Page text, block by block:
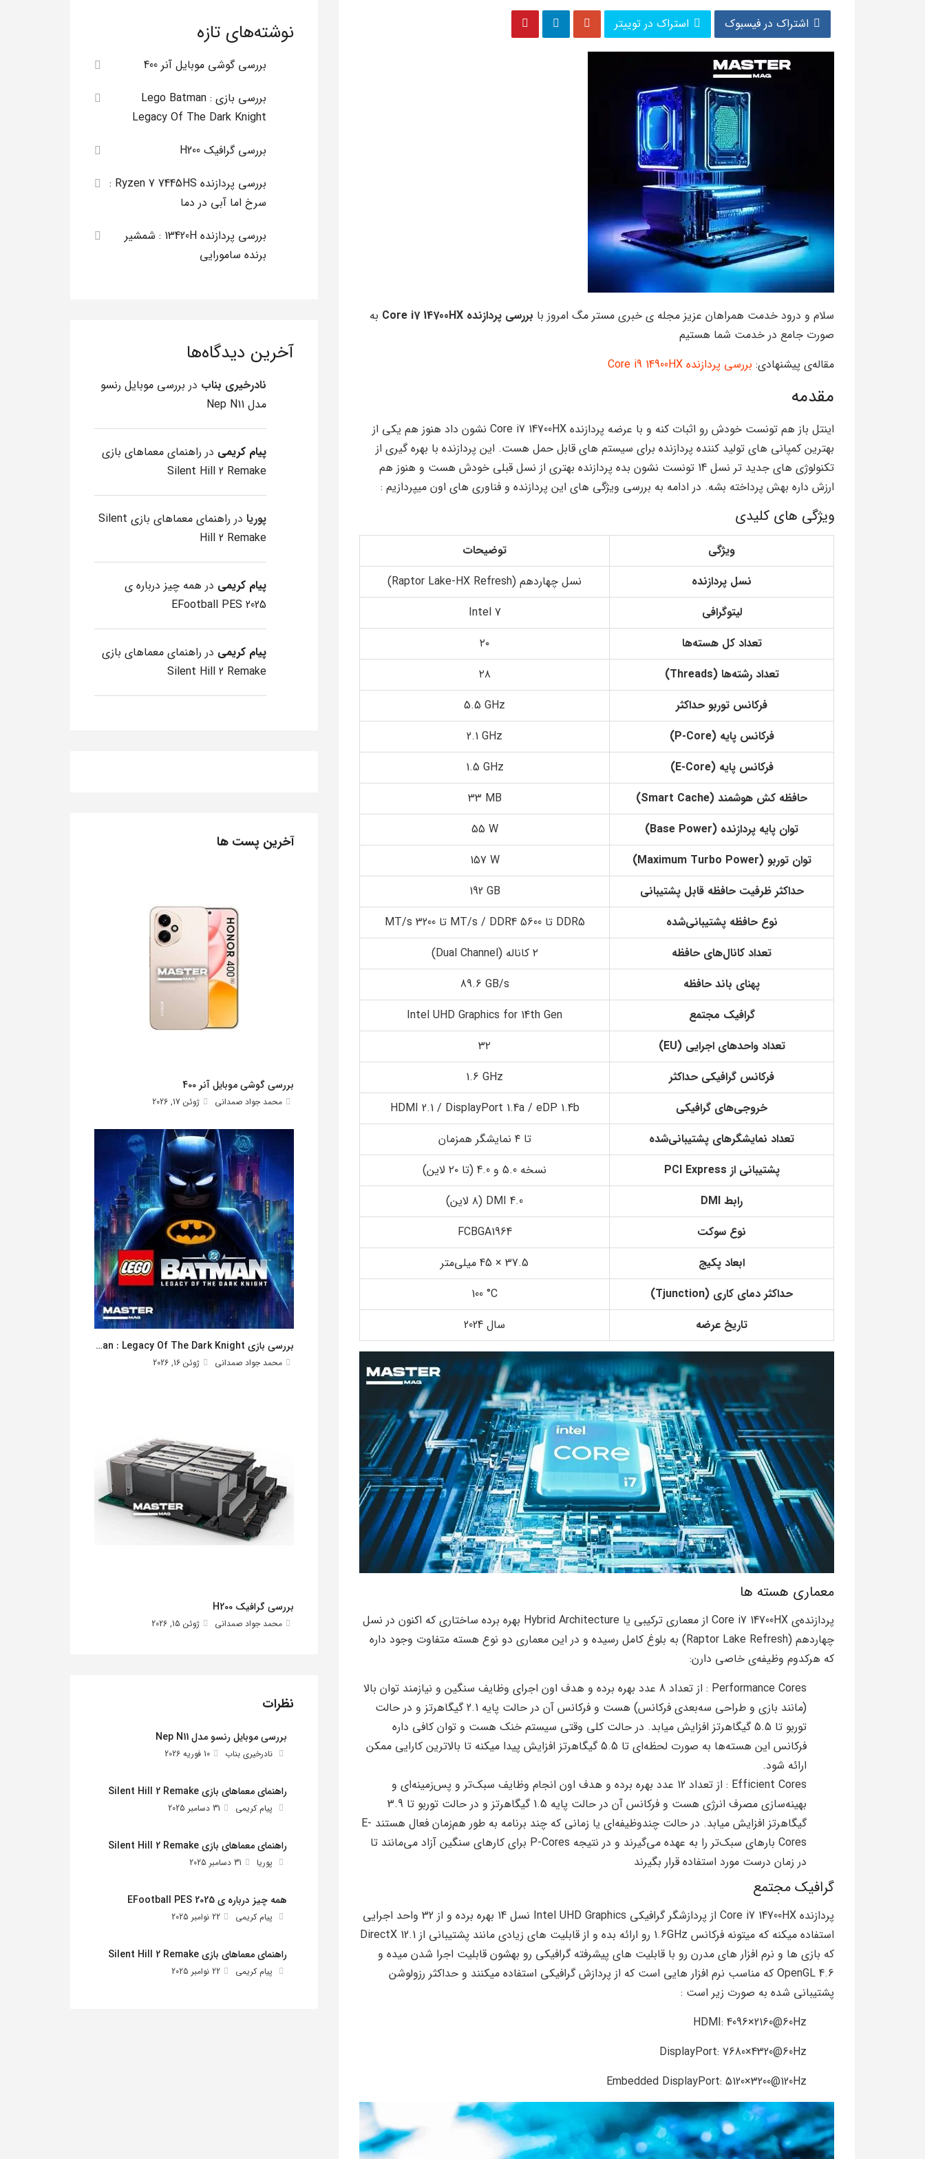
اشتراک در فیسبوک استراک در توییتر
سلام و درود خدمت همراهان عزیز مجله‌‌‌ ی خبری مستر مگ امروز با بررسی پردازنده Core i7 14700HX
به
صورت جامع در خدمت شما هستیم
مقاله‌‌ی پیشنهادی: بررسی پردازنده Core i9 14900HX
مقدمه
اینتل باز هم تونست خودش رو اثبات کنه و با عرضه پردازنده Core i7 14700HX نشون داد هنوز هم یکی از
بهترین کمپانی های تولید کننده پردازنده برای سیستم های قابل حمل هست. این پردازنده با بهره گیری از
تکنولوژی های جدید تر نسل 14 تونست نشون بده پردازنده بهتری از نسل قبلی خودش هست و هنوز هم
ارزش داره بهش پرداخته بشه. در ادامه به بررسی ویژگی های این پردازنده و فناوری های اون میپردازیم :
ویژگی های کلیدی
ویژگی
توضیحات
نسل پردازنده
نسل چهاردهم (Raptor Lake-HX Refresh)
لیتوگرافی
Intel 7
تعداد کل هسته‌ها
۲۰
تعداد رشته‌ها (Threads)
۲۸
فرکانس توربو حداکثر
‎5.5 GHz‎
فرکانس پایه (P-Core)
‎2.1 GHz‎
فرکانس پایه (E-Core)
‎1.5 GHz‎
حافظه کش هوشمند (Smart Cache)
‎33 MB‎
توان پایه پردازنده (Base Power)
‎55 W‎
توان توربو (Maximum Turbo Power)
‎157 W‎
حداکثر ظرفیت حافظه قابل پشتیبانی
‎192 GB‎
نوع حافظه پشتیبانی‌شده
DDR5 تا 5600 MT/s / DDR4 تا 3200 MT/s
تعداد کانال‌های حافظه
۲ کاناله (Dual Channel)
پهنای باند حافظه
‎89.6 GB/s‎
گرافیک مجتمع
Intel UHD Graphics for 14th Gen
تعداد واحدهای اجرایی (EU)
۳۲
فرکانس گرافیکی حداکثر
‎1.6 GHz‎
خروجی‌های گرافیکی
HDMI 2.1 / DisplayPort 1.4a / eDP 1.4b
تعداد نمایشگرهای پشتیبانی‌شده
تا ۴ نمایشگر همزمان
پشتیبانی از PCI Express
نسخه 5.0 و 4.0 (تا ۲۰ لاین)
رابط DMI
DMI 4.0 (۸ لاین)
نوع سوکت
FCBGA1964
ابعاد پکیج
‎45 × 37.5 میلی‌متر‎
حداکثر دمای کاری (Tjunction)
‎100 °C‎
تاریخ عرضه
سال 2024
معماری هسته ها
پردازنده‌ی Core i7 14700HX از معماری ترکیبی یا Hybrid Architecture بهره برده ساختاری که اکنون در نسل
چهاردهم (Raptor Lake Refresh) به بلوغ کامل رسیده و در این معماری دو نوع هسته متفاوت وجود داره
که هرکدوم وظیفه‌ی خاصی دارن:
Performance Cores : از تعداد 8 عدد بهره برده و هدف اون اجرای وظایف سنگین و نیازمند توان بالا
(مانند بازی و طراحی سه‌بعدی فرکانس) هست و فرکانس آن در حالت پایه 2.1 گیگاهرتز و در حالت
توربو تا 5.5 گیگاهرتز افزایش میابد. در حالت کلی وقتی سیستم خنک هست و توان کافی داره
فرکانس این هسته‌ها به صورت لحظه‌ای تا 5.5 گیگاهرتز افزایش پیدا میکنه تا بالاترین کارایی ممکن
ارائه شود.
Efficient Cores : از تعداد 12 عدد بهره برده و هدف اون انجام وظایف سبک‌تر و پس‌زمینه‌ای و
بهینه‌سازی مصرف انرژی هست و فرکانس آن در حالت پایه 1.5 گیگاهرتز و در حالت توربو تا 3.9
گیگاهرتز افزایش میابد. در حالت چندوظیفه‌ای یا زمانی که چند برنامه به طور هم‌زمان فعال هستند E-
Cores بارهای سبک‌تر را به عهده می‌گیرند و در نتیجه P-Cores برای کارهای سنگین آزاد می‌مانند تا
در زمان درست مورد استفاده قرار بگیرند
گرافیک مجتمع
پردازنده Core i7 14700HX از پردازشگر گرافیکی Intel UHD Graphics نسل 14 بهره برده و از 32 واحد اجرایی
استفاده میکنه که میتونه فرکانس 1.6GHz رو ارائه بده و از قابلیت های زیادی مانند پشتیبانی از DirectX 12.1
که بازی ها و نرم افزار های مدرن رو با قابلیت های پیشرفته گرافیکی رو بهشون قابلیت اجرا شدن میده و
OpenGL 4.6 که مناسب نرم افزار هایی است که از پردازش گرافیکی استفاده میکنند و حداکثر رزولوشن
پشتیبانی شده به صورت زیر است :
HDMI: ‎4096×2160@60Hz
DisplayPort: ‎7680×4320@60Hz
Embedded DisplayPort: ‎5120×3200@120Hz
نوشته‌های تازه
بررسی گوشی موبایل آنر 400
بررسی بازی Lego Batman :
Legacy Of The Dark Knight
بررسی گرافیک H200
بررسی پردازنده Ryzen 7 7445HS :
سرخ اما آبی در دما
بررسی پردازنده 13420H : شمشیر
برنده سامورایی
آخرین دیدگاه‌ها
نادرخیری بناب در بررسی موبایل رنسو
مدل Nep N11
پیام کریمی در راهنمای معماهای بازی
Silent Hill 2 Remake
پوریا در
راهنمای معماهای بازی Silent
Hill 2 Remake
پیام کریمی در همه چیز درباره ی
EFootball PES 2025
پیام کریمی در راهنمای معماهای بازی
Silent Hill 2 Remake
آخرین پست ها
بررسی گوشی موبایل آنر 400
محمد جواد صمدانی ژوئن 17, 2026
بررسی بازی Lego Batman : Legacy Of The Dark Knight
محمد جواد صمدانی ژوئن 16, 2026
بررسی گرافیک H200
محمد جواد صمدانی ژوئن 15, 2026
نظرات
بررسی موبایل رنسو مدل Nep N11
نادرخیری بناب 10 فوریه 2026
راهنمای معماهای بازی Silent Hill 2 Remake
پیام کریمی 31 دسامبر 2025
راهنمای معماهای بازی Silent Hill 2 Remake
پوریا 31 دسامبر 2025
همه چیز درباره ی EFootball PES 2025
پیام کریمی 22 نوامبر 2025
راهنمای معماهای بازی Silent Hill 2 Remake
پیام کریمی 22 نوامبر 2025